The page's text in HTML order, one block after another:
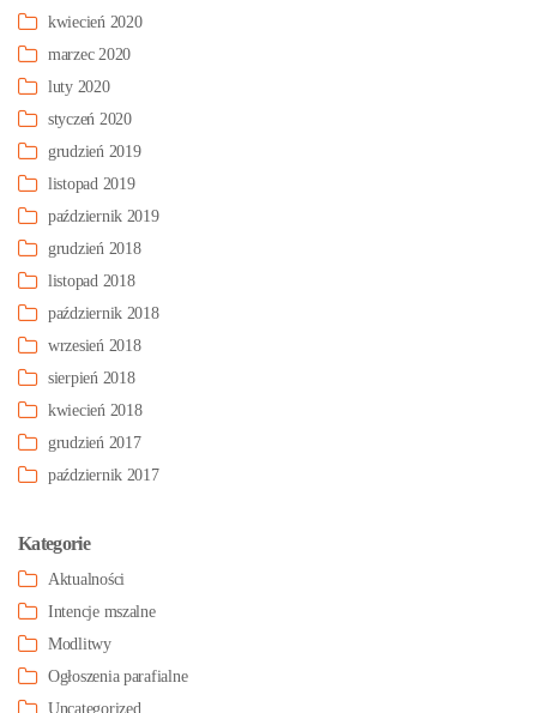
kwiecień 2020
marzec 2020
luty 2020
styczeń 2020
grudzień 2019
listopad 2019
październik 2019
grudzień 2018
listopad 2018
październik 2018
wrzesień 2018
sierpień 2018
kwiecień 2018
grudzień 2017
październik 2017
Kategorie
Aktualności
Intencje mszalne
Modlitwy
Ogłoszenia parafialne
Uncategorized